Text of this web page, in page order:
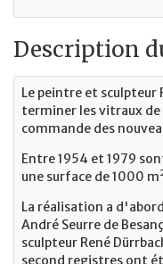
Description
Le peintre et sculpteur
terminer les vitraux
commande des
Entre 1954 et 1979
une surface de 1000
La réalisation a
André Seurre de
sculpteur René
second registres ont